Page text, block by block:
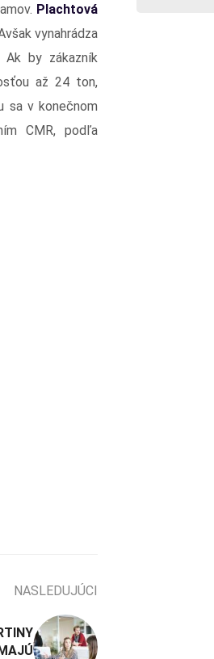
Plachtová
vynahrádza
by zákazník
až 24 ton,
sa v konečnom
CMR, podľa
NASLEDUJÚCI